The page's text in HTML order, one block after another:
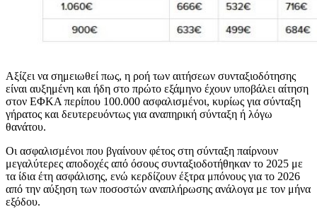
Αξίζει να σημειωθεί πως, η ροή των αιτήσεων συνταξιοδότησης
είναι αυξημένη και ήδη στο πρώτο εξάμηνο έχουν υποβάλει αίτηση
στον ΕΦΚΑ περίπου 100.000 ασφαλισμένοι, κυρίως για σύνταξη
γήρατος και δευτερευόντως για αναπηρική σύνταξη ή λόγω
θανάτου.
Οι ασφαλισμένοι που βγαίνουν φέτος στη σύνταξη παίρνουν
μεγαλύτερες αποδοχές από όσους συνταξιοδοτήθηκαν το 2025 με
τα ίδια έτη ασφάλισης, ενώ κερδίζουν έξτρα μπόνους για το 2026
από την αύξηση των ποσοστών αναπλήρωσης ανάλογα με τον μήνα
εξόδου.